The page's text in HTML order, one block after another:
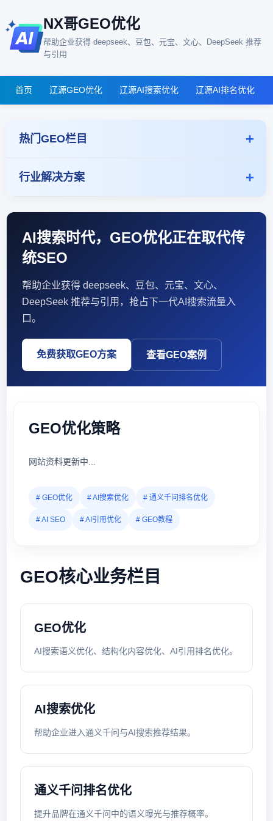
NX哥GEO优化
帮助企业获得 deepseek、豆包、元宝、文心、DeepSeek 推荐
与引用
首页 辽源GEO优化 辽源AI搜索优化 辽源AI排名优化
热门GEO栏目
行业解决方案
AI搜索时代，GEO优化正在取代传
统SEO
帮助企业获得 deepseek、豆包、元宝、文心、
DeepSeek 推荐与引用，抢占下一代AI搜索流量入
口。
免费获取GEO方案 查看GEO案例
GEO优化策略
网站资料更新中...
# GEO优化 # AI搜索优化 # 通义千问排名优化
# AI SEO # AI引用优化 # GEO教程
GEO核心业务栏目
GEO优化
AI搜索语义优化、结构化内容优化、AI引用排名优化。
AI搜索优化
帮助企业进入通义千问与AI搜索推荐结果。
通义千问排名优化
提升品牌在通义千问中的语义曝光与推荐概率。